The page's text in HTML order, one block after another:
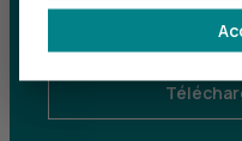
Sourds et